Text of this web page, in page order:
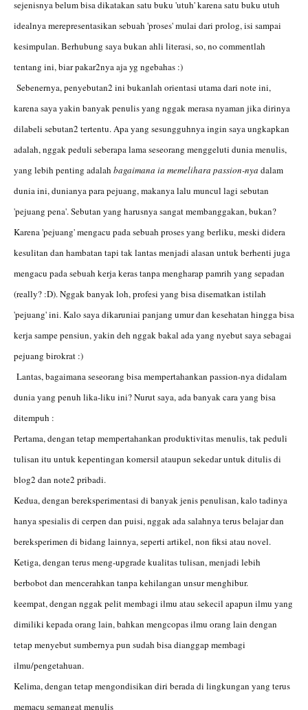
sejenisnya belum bisa dikatakan satu buku 'utuh' karena satu buku utuh
idealnya merepresentasikan sebuah 'proses' mulai dari prolog, isi sampai
kesimpulan. Berhubung saya bukan ahli literasi, so, no commentlah
tentang ini, biar pakar2nya aja yg ngebahas :)
Sebenernya, penyebutan2 ini bukanlah orientasi utama dari note ini,
karena saya yakin banyak penulis yang nggak merasa nyaman jika dirinya
dilabeli sebutan2 tertentu. Apa yang sesungguhnya ingin saya ungkapkan
adalah, nggak peduli seberapa lama seseorang menggeluti dunia menulis,
yang lebih penting adalah bagaimana ia memelihara passion-nya dalam
dunia ini, dunianya para pejuang, makanya lalu muncul lagi sebutan
'pejuang pena'. Sebutan yang harusnya sangat membanggakan, bukan?
Karena 'pejuang' mengacu pada sebuah proses yang berliku, meski didera
kesulitan dan hambatan tapi tak lantas menjadi alasan untuk berhenti juga
mengacu pada sebuah kerja keras tanpa mengharap pamrih yang sepadan
(really? :D). Nggak banyak loh, profesi yang bisa disematkan istilah
'pejuang' ini. Kalo saya dikaruniai panjang umur dan kesehatan hingga bisa
kerja sampe pensiun, yakin deh nggak bakal ada yang nyebut saya sebagai
pejuang birokrat :)
Lantas, bagaimana seseorang bisa mempertahankan passion-nya didalam
dunia yang penuh lika-liku ini? Nurut saya, ada banyak cara yang bisa
ditempuh :
Pertama, dengan tetap mempertahankan produktivitas menulis, tak peduli
tulisan itu untuk kepentingan komersil ataupun sekedar untuk ditulis di
blog2 dan note2 pribadi.
Kedua, dengan bereksperimentasi di banyak jenis penulisan, kalo tadinya
hanya spesialis di cerpen dan puisi, nggak ada salahnya terus belajar dan
bereksperimen di bidang lainnya, seperti artikel, non fiksi atau novel.
Ketiga, dengan terus meng-upgrade kualitas tulisan, menjadi lebih
berbobot dan mencerahkan tanpa kehilangan unsur menghibur.
keempat, dengan nggak pelit membagi ilmu atau sekecil apapun ilmu yang
dimiliki kepada orang lain, bahkan mengcopas ilmu orang lain dengan
tetap menyebut sumbernya pun sudah bisa dianggap membagi
ilmu/pengetahuan.
Kelima, dengan tetap mengondisikan diri berada di lingkungan yang terus
memacu semangat menulis